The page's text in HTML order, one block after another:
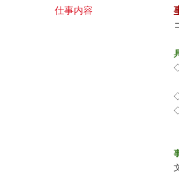
「小さなお子さんのいる方」「子
縁の下の力持ちとして、わたした
仕事内容